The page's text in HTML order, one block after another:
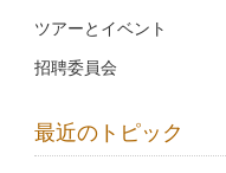
ツアーとイベント
招聘委員会
最近のトピック